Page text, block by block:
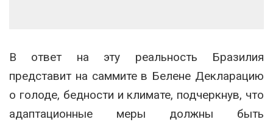
В ответ на эту реальность Бразилия
представит на саммите в Белене Декларацию
о голоде, бедности и климате, подчеркнув, что
адаптационные меры должны быть